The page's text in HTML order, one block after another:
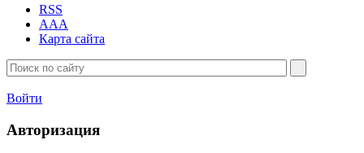
RSS
AAA
Карта сайта
Войти
Авторизация